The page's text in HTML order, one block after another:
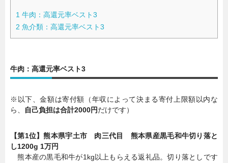
1 牛肉：高還元率ベスト3
2 魚介類：高還元率ベスト3
牛肉：高還元率ベスト3
※以下、金額は寄付額（年収によって決まる寄付上限額以内な
ら、
自己負担は合計2000円だけです）
【第1位】熊本県宇土市 肉三代目 熊本県産黒毛和牛切り落と
し1200g 1万円
熊本産の黒毛和牛が1kg以上もらえる返礼品。切り落としです